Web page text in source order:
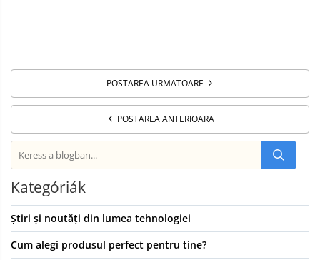
POSTAREA URMATOARE
POSTAREA ANTERIOARA
Kategóriák
Știri și noutăți din lumea tehnologiei
Cum alegi produsul perfect pentru tine?